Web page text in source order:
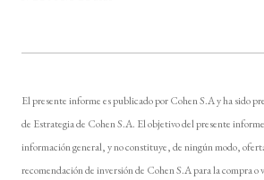
El presente informe es publicado por Cohen S.A y ha sido
de Estrategia de Cohen S.A. El objetivo del presente
información general, y no constituye, de ningún modo,
recomendación de inversión de Cohen S.A para la compra o